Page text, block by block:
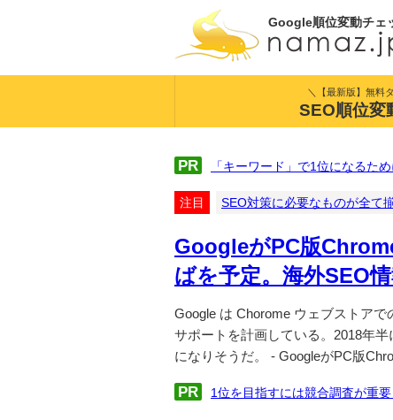
Google順位変動チェ
＼【最新版】無料
SEO順位変
PR 「キーワード」で1位になるた
注目 SEO対策に必要なものが全て
GoogleがPC版
ばを予定。海外SEO
Google は Chorome ウェブストア
サポートを計画している。2018年
になりそうだ。 - GoogleがPC版
PR 1位を目指すには競合調査が重